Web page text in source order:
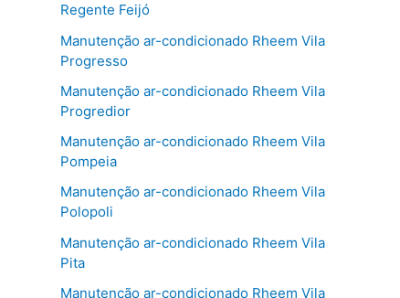
Regente Feijó
Manutenção ar-condicionado Rheem Vila
Progresso
Manutenção ar-condicionado Rheem Vila
Progredior
Manutenção ar-condicionado Rheem Vila
Pompeia
Manutenção ar-condicionado Rheem Vila
Polopoli
Manutenção ar-condicionado Rheem Vila
Pita
Manutenção ar-condicionado Rheem Vila